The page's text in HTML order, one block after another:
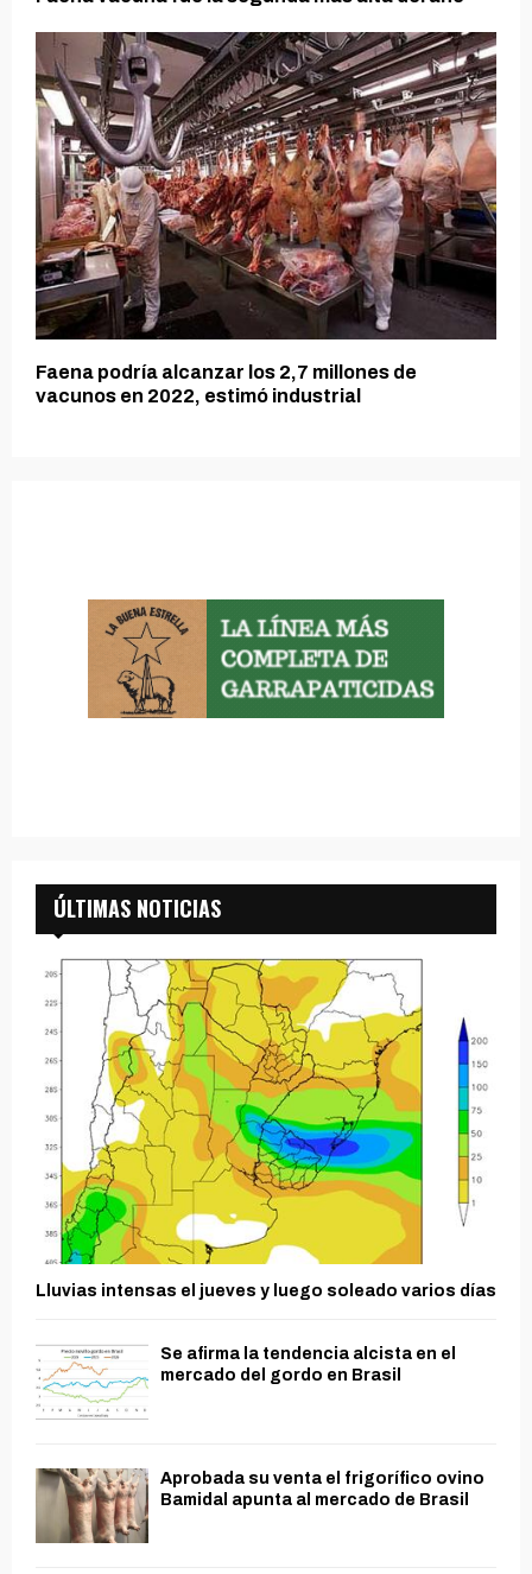
Faena podría alcanzar los 2,7 millones de
vacunos en 2022, estimó industrial
ÚLTIMAS NOTICIAS
Lluvias intensas el jueves y luego soleado varios días
Se afirma la tendencia alcista en el
mercado del gordo en Brasil
Aprobada su venta el frigorífico ovino
Bamidal apunta al mercado de Brasil